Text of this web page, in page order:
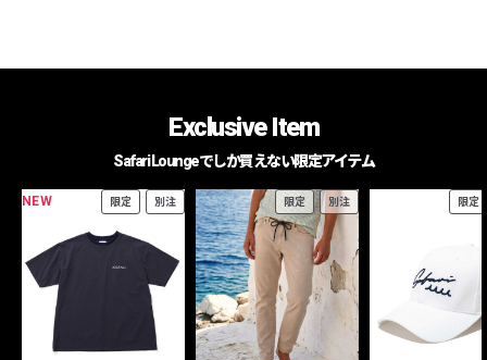
Exclusive Item
Safari Loungeでしか買えない限定アイテム
NEW 限定 別注 限定 別注 限定